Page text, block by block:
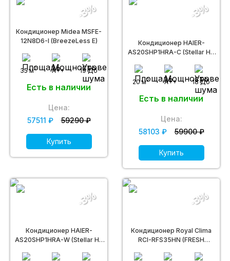
Кондиционер Midea MSFE-
12N8D6-I (BreezeLess E)
35 м2 A++ 19 Дб
Есть в наличии
-3%
Цена:
57511 ₽
59290 ₽
Купить
Кондиционер HAIER-
AS20SHP1HRA-C (Stellar HP
20 м2 A++ 18 Дб
Есть в наличии
-3%
Цена:
58103 ₽
59900 ₽
Купить
Кондиционер HAIER-
AS20SHP1HRA-W (Stellar HP
-3%
Кондиционер Royal Clima
RCI-RFS35HN (FRESH
INVERTER)
-3%